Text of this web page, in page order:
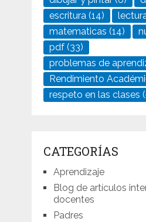
escritura (14)
matematicas (14)
pdf (33)
problemas de
Rendimiento
respeto en las clases
CATEGORÍAS
Aprendizaje
Blog de artículos
docentes
Padres